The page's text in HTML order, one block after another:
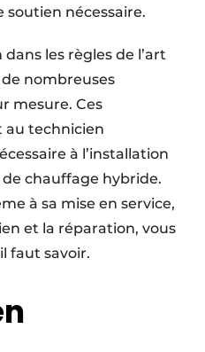
soutien nécessaire.
les règles de l’art
nombreuses
mesure. Ces
technicien
à l’installation
chauffage hybride.
à sa mise en service,
et la réparation, vous
faut savoir.